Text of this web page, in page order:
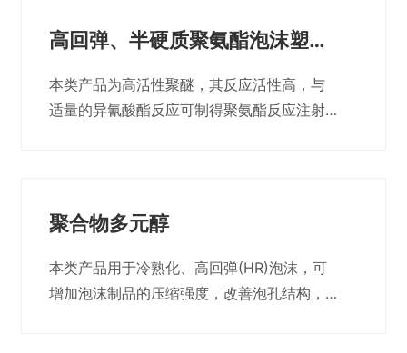
高回弹、半硬质聚氨酯泡沫塑料
用聚醚多元醇
本类产品为高活性聚醚，其反应活性高，与
适量的异氰酸酯反应可制得聚氨酯反应注射
具有优良的回弹性、压缩性和舒适感。
聚合物多元醇
本类产品用于冷熟化、高回弹(HR)泡沫，可
增加泡沫制品的压缩强度，改善泡孔结构，